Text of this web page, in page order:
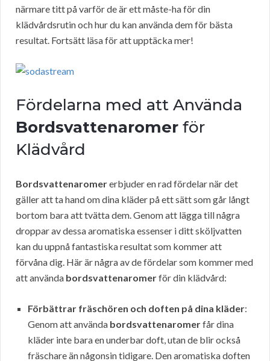
närmare titt på varför de är ett måste-ha för din
klädvårdsrutin och hur du kan använda dem för bästa
resultat. Fortsätt läsa för att upptäcka mer!
Fördelarna med att Använda
Bordsvattenaromer för
Klädvård
Bordsvattenaromererbjuder en rad fördelar när det
gäller att ta hand om dina kläder på ett sätt som går långt
bortom bara att tvätta dem. Genom att lägga till några
droppar av dessa aromatiska essenser i ditt sköljvatten
kan du uppnå fantastiska resultat som kommer att
förvåna dig. Här är några av de fördelar som kommer med
att använda bordsvattenaromerför din klädvård:
Förbättrar fräschören och doften på dina kläder:
Genom att använda bordsvattenaromerfår dina
kläder inte bara en underbar doft, utan de blir också
fräschare än någonsin tidigare. Den aromatiska doften